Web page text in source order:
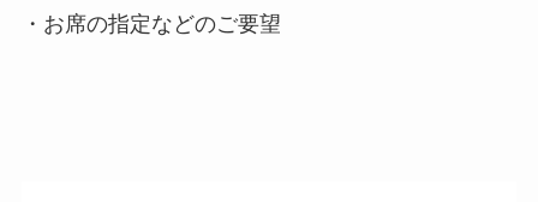
・お席の指定などのご要望